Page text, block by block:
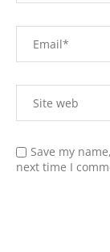
Save my
next time I